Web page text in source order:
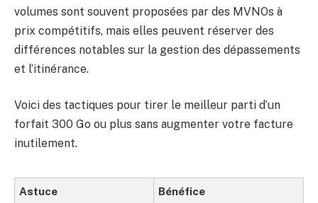
volumes sont souvent proposées par des MVNOs à
prix compétitifs, mais elles peuvent réserver des
différences notables sur la gestion des dépassements
et l’itinérance.
Voici des tactiques pour tirer le meilleur parti d’un
forfait 300 Go ou plus sans augmenter votre facture
inutilement.
Astuce Bénéfice